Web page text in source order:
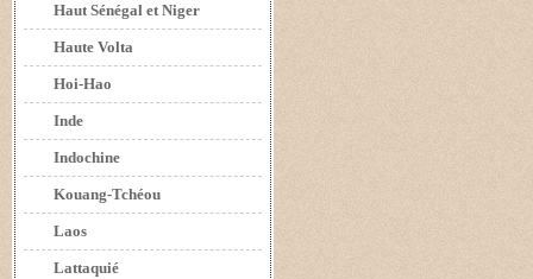
Haut Sénégal et Niger
Haute Volta
Hoi-Hao
Inde
Indochine
Kouang-Tchéou
Laos
Lattaquié